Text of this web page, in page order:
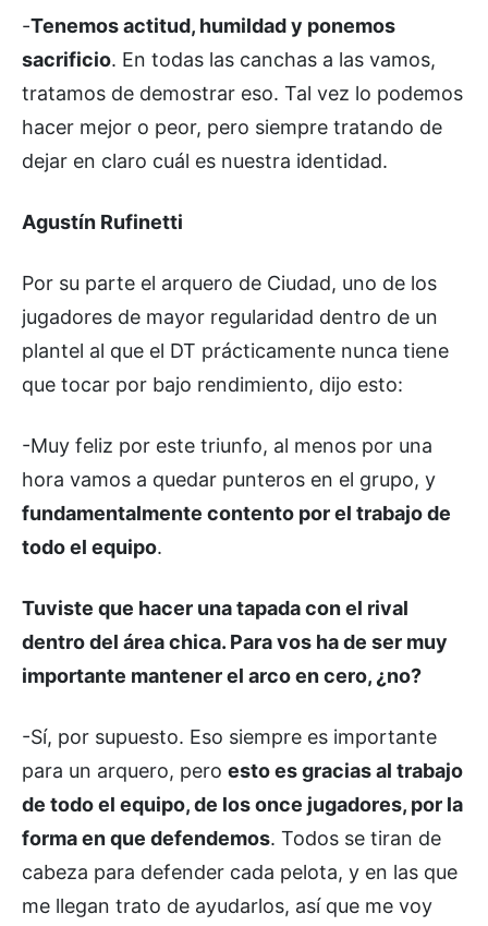
-Tenemos actitud, humildad y ponemos
sacrificio. En todas las canchas a las vamos,
tratamos de demostrar eso. Tal vez lo podemos
hacer mejor o peor, pero siempre tratando de
dejar en claro cuál es nuestra identidad.
Agustín Rufinetti
Por su parte el arquero de Ciudad, uno de los
jugadores de mayor regularidad dentro de un
plantel al que el DT prácticamente nunca tiene
que tocar por bajo rendimiento, dijo esto:
-Muy feliz por este triunfo, al menos por una
hora vamos a quedar punteros en el grupo, y
fundamentalmente contento por el trabajo de
todo el equipo.
Tuviste que hacer una tapada con el rival
dentro del área chica. Para vos ha de ser muy
importante mantener el arco en cero, ¿no?
-Sí, por supuesto. Eso siempre es importante
para un arquero, pero esto es gracias al trabajo
de todo el equipo, de los once jugadores, por la
forma en que defendemos. Todos se tiran de
cabeza para defender cada pelota, y en las que
me llegan trato de ayudarlos, así que me voy